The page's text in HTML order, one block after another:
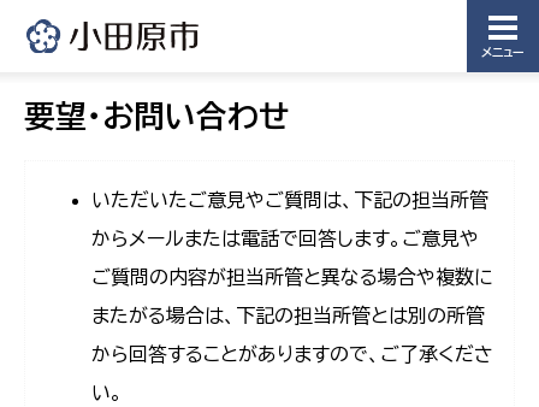
メニュー
要望・お問い合わせ
いただいたご意見やご質問は、下記の担当所管
からメールまたは電話で回答します。ご意見や
ご質問の内容が担当所管と異なる場合や複数に
またがる場合は、下記の担当所管とは別の所管
から回答することがありますので、ご了承くださ
い。